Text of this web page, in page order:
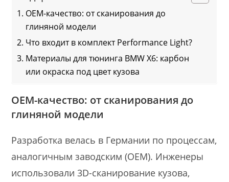
ОЕМ-качество: от сканирования до
глиняной модели
Что входит в комплект Performance Light?
Материалы для тюнинга BMW X6: карбон
или окраска под цвет кузова
ОЕМ-качество: от сканирования до
глиняной модели
Разработка велась в Германии по процессам,
аналогичным заводским (OEM). Инженеры
использовали 3D-сканирование кузова,